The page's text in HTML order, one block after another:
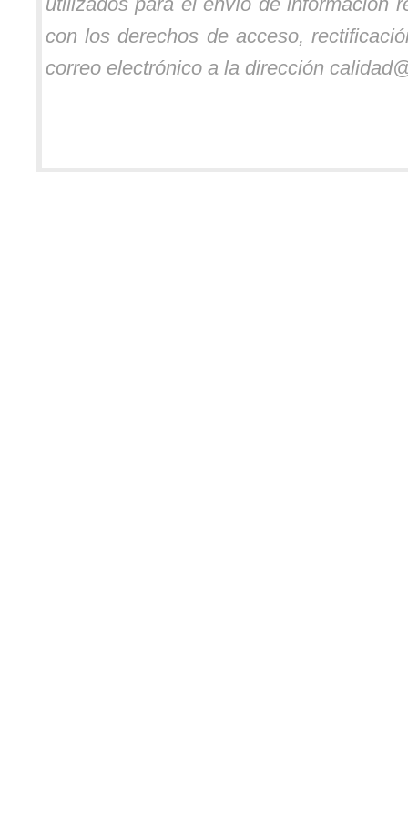
con los derechos de acceso,
correo electrónico a la dirección